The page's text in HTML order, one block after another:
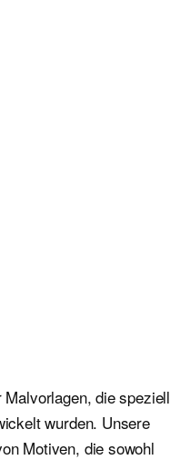
die speziell
wurden. Unsere
Motiven, die sowohl